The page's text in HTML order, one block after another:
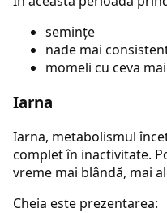
semințe
nade mai
momeli cu ceva
Iarna
Iarna, metabolismul
complet în inactivitate.
vreme mai blândă, mai
Cheia este prezentarea: